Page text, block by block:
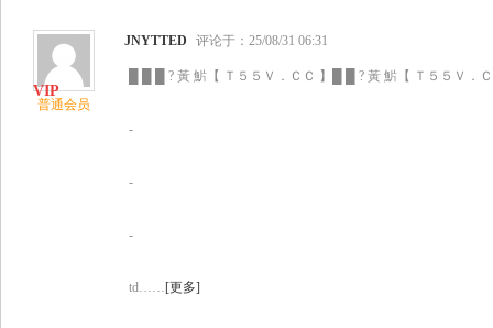
普通会员
JNYTTED 评论于：25/08/31 06:31
█ █ █ ? 黃 魸【 Ｔ５５Ｖ．ＣＣ 】█ █ ? 黃 魸【 Ｔ５５Ｖ．
-
-
-
td……[更多]